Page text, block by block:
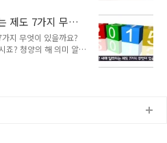
여부의 판단방법 근
임금제란 국가가 근로
을 정하고 사용자에게
강제하는 제도를 말합
된 TV CF 최저임금제
. 1989년도 최저임금은
제도 7가지 무엇
지 무엇이 있을까요?
죠? 청양의 해 의미 알고
해져 진취적이고 긍정
는 말도 있듯이 새해